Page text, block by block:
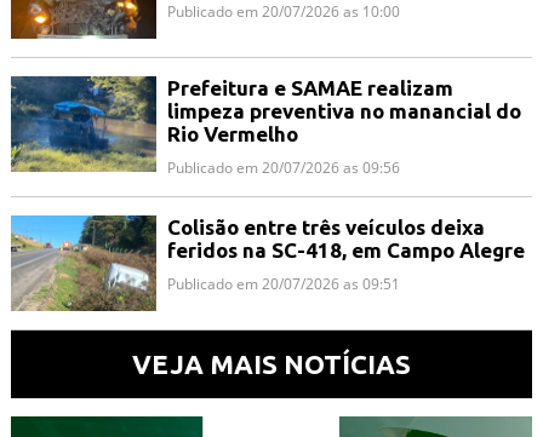
Publicado em 20/07/2026 as 10:00
Prefeitura e SAMAE realizam
limpeza preventiva no manancial do
Rio Vermelho
Publicado em 20/07/2026 as 09:56
Colisão entre três veículos deixa
feridos na SC-418, em Campo Alegre
Publicado em 20/07/2026 as 09:51
VEJA MAIS NOTÍCIAS